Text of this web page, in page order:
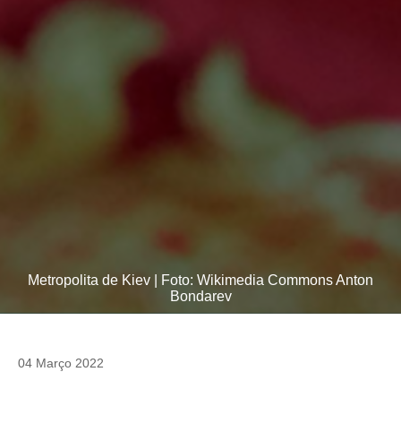
Metropolita de Kiev | Foto: Wikimedia Commons Anton
Bondarev
04 Março 2022